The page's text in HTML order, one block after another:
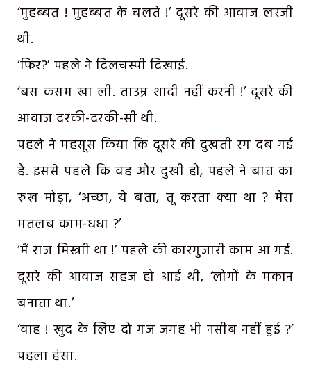
‘मुहब्बत ! मुहब्बत के चलते !’ दूसरे की आवाज लरजी
थी.
‘फिर?’ पहले ने दिलचस्पी दिखाई.
‘बस कसम खा ली. ताउम्र शादी नहीं करनी !’ दूसरे की
आवाज दरकी-दरकी-सी थी.
पहले ने महसूस किया कि दूसरे की दुखती रग दब गई
है. इससे पहले कि वह और दुखी हो, पहले ने बात का
रुख मोड़ा, ‘अच्छा, ये बता, तू करता क्या था ? मेरा
मतलब काम-धंधा ?’
‘मैं राज मिस्त्राी था !’ पहले की कारगुजारी काम आ गई.
दूसरे की आवाज सहज हो आई थी, ‘लोगों के मकान
बनाता था.’
‘वाह ! खुद के लिए दो गज जगह भी नसीब नहीं हुई ?’
पहला हंसा.